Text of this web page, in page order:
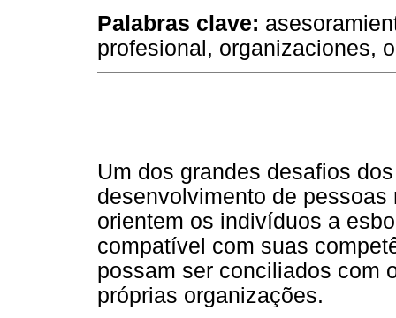
Palabras clave:
profesional, organizaciones,
Um dos grandes desafios
desenvolvimento de
orientem os indivíduos a
compatível com suas
possam ser conciliados com
próprias organizações.